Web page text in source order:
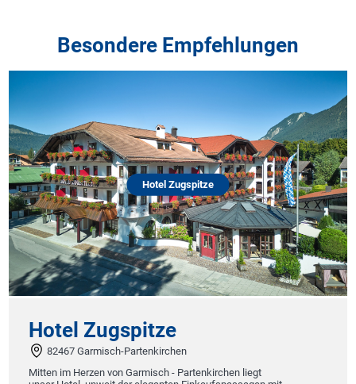
Besondere Empfehlungen
Hotel Zugspitze
Hotel Zugspitze
82467 Garmisch-Partenkirchen
Mitten im Herzen von Garmisch - Partenkirchen liegt